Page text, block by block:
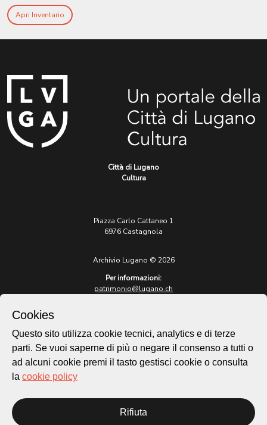
Apri Inventario
Città di Lugano
Cultura
Piazza Carlo Cattaneo 1
6976 Castagnola
Archivio Lugano © 2026
Per informazioni:
patrimonio@lugano.ch
lugano.ch
Cookie policy
Homepage
Temi
Cookies
Questo sito utilizza cookie tecnici, analytics e di terze
parti. Se vuoi saperne di più o negare il consenso a tutti o
ad alcuni cookie premi il tasto gestisci cookie o consulta
la cookie policy
Rifiuta